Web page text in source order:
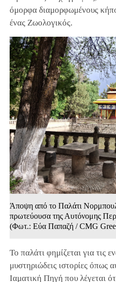
όμορφα διαμορφωμένους
ένας Ζωολογικός.
Άποψη από το Παλάτι
πρωτεύουσα της Αυτόνομης
(Φωτ.: Εύα Παπαζή / CMG
Το παλάτι φημίζεται για τις
μυστηριώδεις ιστορίες όπως
Ιαματική Πηγή που λέγεται